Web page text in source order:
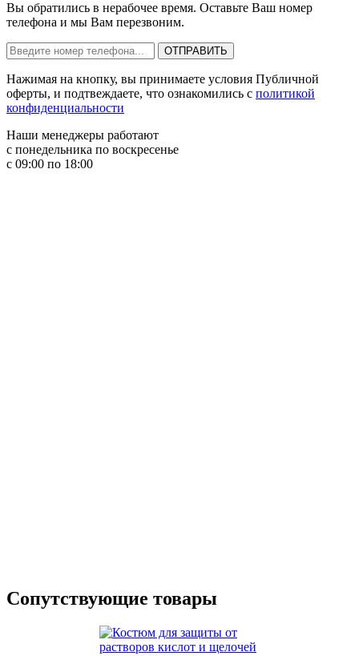
Вы обратились в нерабочее время. Оставьте Ваш номер
телефона и мы Вам перезвоним.
Нажимая на кнопку, вы принимаете условия Публичной
оферты, и подтвеждаете, что ознакомились с политикой
конфиденциальности
Наши менеджеры работают
с понедельника по воскресенье
с 09:00 по 18:00
Сопутствующие товары